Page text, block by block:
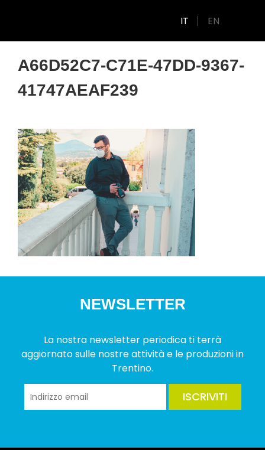
IT EN
A66D52C7-C71E-47DD-9367-
41747AEAF239
NEWSLETTER
La nostra newsletter periodica ti terrà
aggiornato sulle nostre attività e le produzioni in
Trentino.
ISCRIVITI